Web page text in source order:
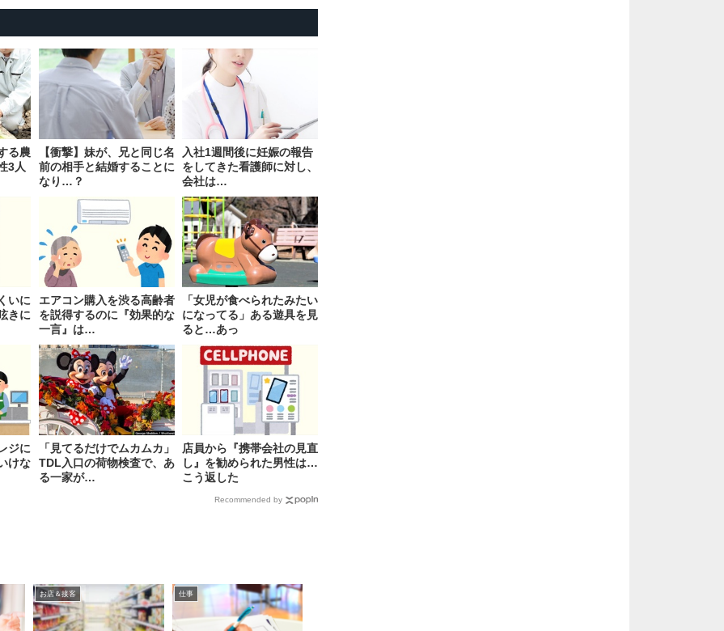
る農
3人
【衝撃】妹が、兄と同じ名
前の相手と結婚することに
なり…？
入社1週間後に妊娠の報告
をしてきた看護師に対し、
会社は…
いに
きに
エアコン購入を渋る高齢者
を説得するのに『効果的な
一言』は…
「女児が食べられたみたい
になってる」ある遊具を見
ると…あっ
ジに
けな
「見てるだけでムカムカ」
TDL入口の荷物検査で、あ
る一家が…
店員から『携帯会社の見直
し』を勧められた男性は…
こう返した
Recommended by
お店＆接客 仕事